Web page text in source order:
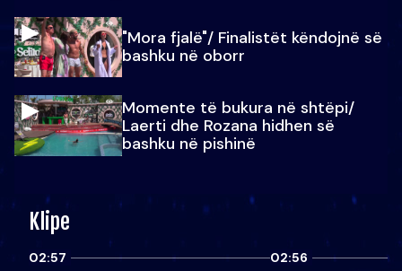
"Mora fjalë"/ Finalistët këndojnë së
bashku në oborr
Momente të bukura në shtëpi/
Laerti dhe Rozana hidhen së
bashku në pishinë
Klipe
02:57 02:56